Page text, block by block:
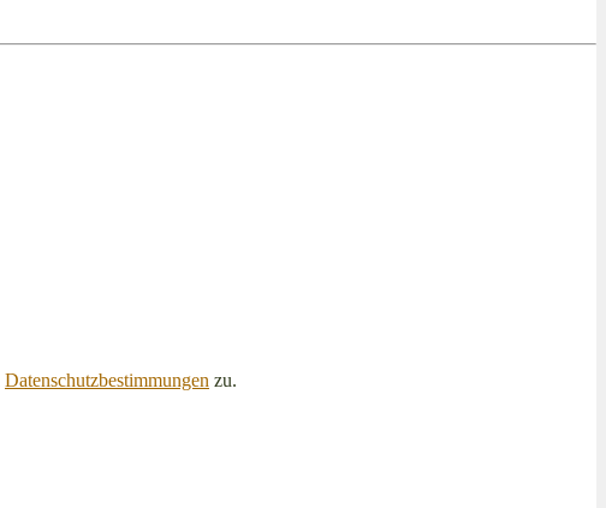
Datenschutzbestimmungen zu.